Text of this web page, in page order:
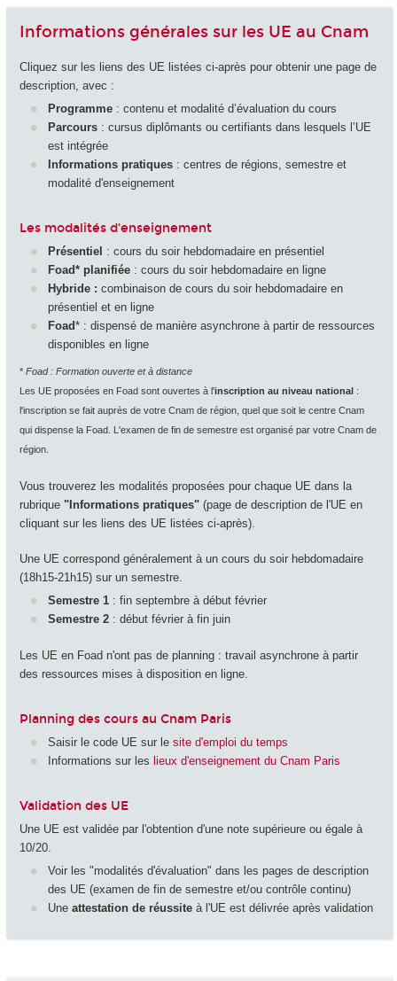
Informations générales sur les UE au Cnam
Cliquez sur les liens des UE listées ci-après pour obtenir une page de
description, avec :
Programme : contenu et modalité d’évaluation du cours
Parcours : cursus diplômants ou certifiants dans lesquels l’UE
est intégrée
Informations pratiques : centres de régions, semestre et
modalité d'enseignement
Les modalités d'enseignement
Présentiel : cours du soir hebdomadaire en présentiel
Foad* planifiée : cours du soir hebdomadaire en ligne
Hybride : combinaison de cours du soir hebdomadaire en
présentiel et en ligne
Foad* : dispensé de manière asynchrone à partir de ressources
disponibles en ligne
* Foad : Formation ouverte et à distance
Les UE proposées en Foad sont ouvertes à l'inscription au niveau national :
l'inscription se fait auprès de votre Cnam de région, quel que soit le centre Cnam
qui dispense la Foad. L'examen de fin de semestre est organisé par votre Cnam de
région.
Vous trouverez les modalités proposées pour chaque UE dans la
rubrique "Informations pratiques"(page de description de l'UE en
cliquant sur les liens des UE listées ci-après).
Une UE correspond généralement à un cours du soir hebdomadaire
(18h15-21h15) sur un semestre.
Semestre 1 : fin septembre à début février
Semestre 2 : début février à fin juin
Les UE en Foad n'ont pas de planning : travail asynchrone à partir
des ressources mises à disposition en ligne.
Planning des cours au Cnam Paris
Saisir le code UE sur le site d'emploi du temps
Informations sur les lieux d'enseignement du Cnam Paris
Validation des UE
Une UE est validée par l'obtention d'une note supérieure ou égale à
10/20.
Voir les "modalités d'évaluation" dans les pages de description
des UE (examen de fin de semestre et/ou contrôle continu)
Une attestation de réussite à l'UE est délivrée après validation